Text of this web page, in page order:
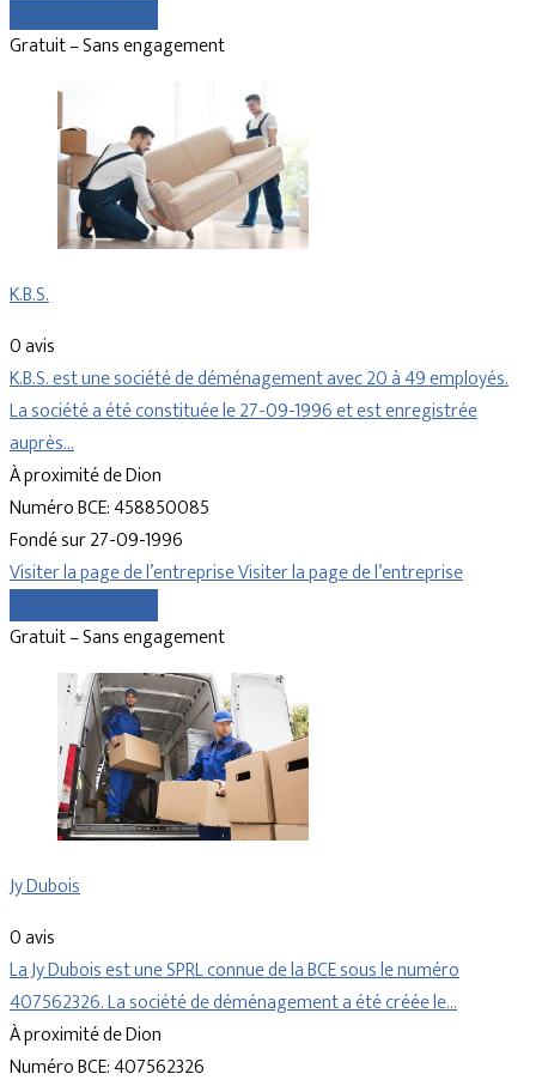
Gratuit – Sans engagement
K.B.S.
0 avis
K.B.S. est une société de déménagement avec 20 à 49 employés.
La société a été constituée le 27-09-1996 et est enregistrée
auprès…
À proximité de Dion
Numéro BCE: 458850085
Fondé sur 27-09-1996
Visiter la page de l’entrepriseVisiter la page de l’entreprise
Gratuit – Sans engagement
Jy Dubois
0 avis
La Jy Dubois est une SPRL connue de la BCE sous le numéro
407562326. La société de déménagement a été créée le…
À proximité de Dion
Numéro BCE: 407562326